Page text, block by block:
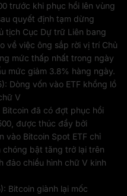
trước khi phục hồi lên vùng
quyết định tạm dừng
tịch Cục Dự trữ Liên bang
về việc ông sắp rời vị trí Chủ
mức thấp nhất trong ngày
mức giảm 3.8% hàng ngày.
Dòng vốn vào ETF khổng lồ
V
đã có đợt phục hồi
được thúc đẩy bởi
vào Bitcoin Spot ETF chỉ
chóng bật tăng trở lại trên
đảo chiều hình chữ V kinh
Bitcoin giành lại mốc